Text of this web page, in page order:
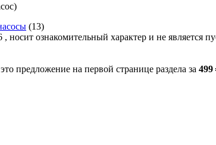
(13)
носит ознакомительный характер и не
предложение на первой странице раздела за 499